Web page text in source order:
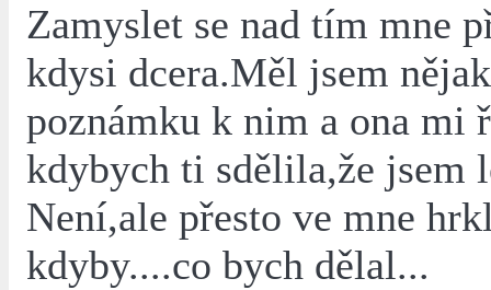
Zamyslet se nad tím mne
kdysi dcera.Měl jsem
poznámku k nim a ona mi
kdybych ti sdělila,že jsem
Není,ale přesto ve mne
kdyby....co bych dělal...